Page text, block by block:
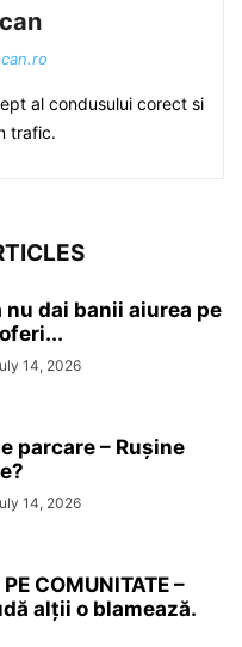
al condusului corect si
trafic.
nu dai banii aiurea pe
14, 2026
parcare – Rușine
14, 2026
COMUNITATE –
alții o blamează.